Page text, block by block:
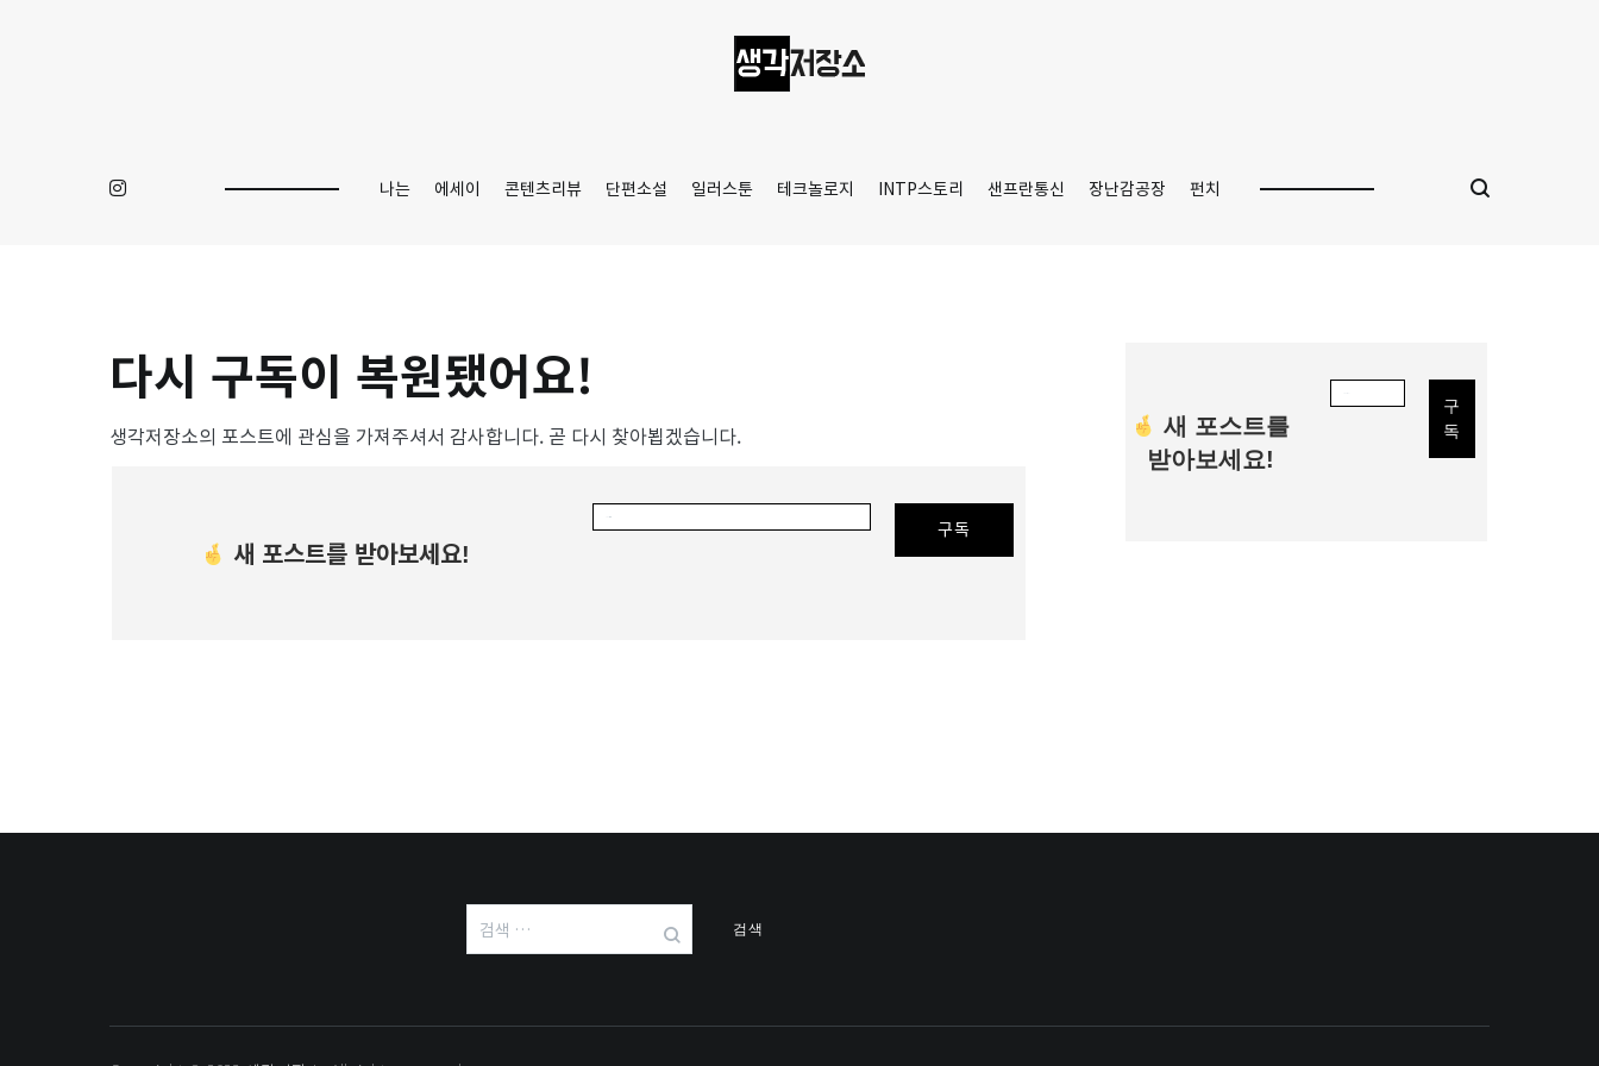
나는 에세이 콘텐츠리뷰 단편소설 일러스툰 테크놀로지 INTP스토리 샌프란통신 장난감공장 펀치
다시 구독이 복원됐어요!
생각저장소의 포스트에 관심을 가져주셔서 감사합니다. 곧 다시 찾아뵙겠습니다.
새 포스트를 받아보세요!
새 포스트를
받아보세요!
검
색: